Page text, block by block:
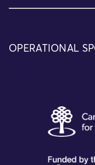
OPERATIONAL